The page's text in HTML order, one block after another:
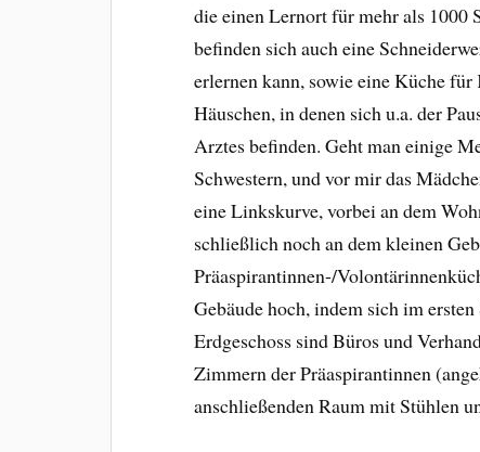
die einen Lernort für mehr als 1000
befinden sich auch eine
erlernen kann, sowie eine Küche
Häuschen, in denen sich u.a. der
Arztes befinden. Geht man einige
Schwestern, und vor mir das
eine Linkskurve, vorbei an dem
schließlich noch an dem kleinen
Präaspirantinnen-/
Gebäude hoch, indem sich im
Erdgeschoss sind Büros und
Zimmern der Präaspirantinnen
anschließenden Raum mit Stühlen